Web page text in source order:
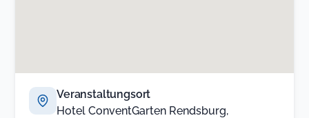
Veranstaltungsort
Hotel ConventGarten Rendsburg,